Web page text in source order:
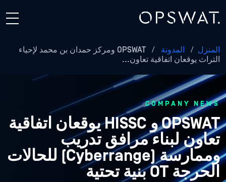
المنزل / المدونة /
OPSWAT ومركز حمدان بن محمد لإحياء
التراث يوقعان اتفاقية تعاون...
COMPANY NEWS
OPSWAT و HISSC يوقعان اتفاقية
تعاون لبناء مرافق تدريب
وممارسة (Cyberrange) للحالات
الحرجة OT بنية تحتية